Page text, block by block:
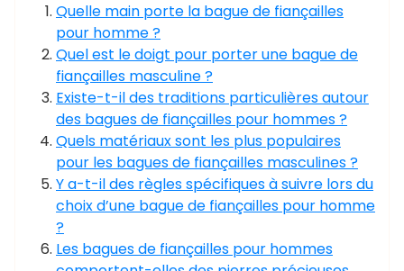
Quelle main porte la bague de fiançailles
pour homme ?
Quel est le doigt pour porter une bague de
fiançailles masculine ?
Existe-t-il des traditions particulières autour
des bagues de fiançailles pour hommes ?
Quels matériaux sont les plus populaires
pour les bagues de fiançailles masculines ?
Y a-t-il des règles spécifiques à suivre lors du
choix d’une bague de fiançailles pour homme
?
Les bagues de fiançailles pour hommes